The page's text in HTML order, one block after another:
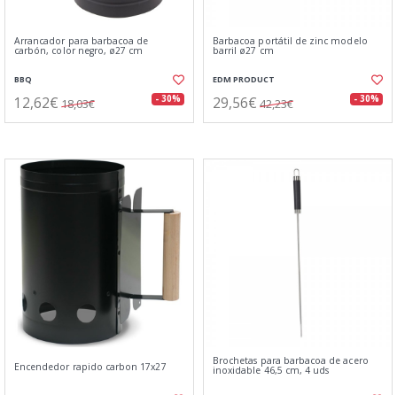
Arrancador para barbacoa de
carbón, color negro, ø27 cm
BBQ
12,62€ 18,03€ - 30%
Barbacoa portátil de zinc modelo
barril ø27 cm
EDM PRODUCT
29,56€ 42,23€ - 30%
Encendedor rapido carbon 17x27 Brochetas para barbacoa de acero
inoxidable 46,5 cm, 4 uds